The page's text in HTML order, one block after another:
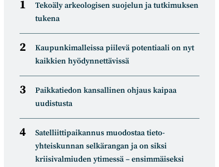
Tekoäly arkeologisen suojelun ja tutkimuksen
tukena
Kaupunkimalleissa piilevä potentiaali on nyt
kaikkien hyödynnettävissä
Paikkatiedon kansallinen ohjaus kaipaa
uudistusta
Satelliitti­paikannus muodostaa tieto­
yhteiskunnan selkä­rangan ja on siksi
kriisivalmiuden ytimessä – ensimmäiseksi